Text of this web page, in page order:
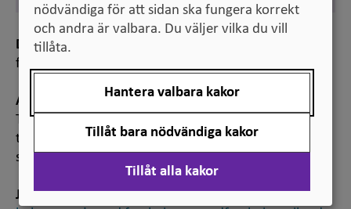
Definition
forskning med en bestämd tillämpning i sikte
Anmärkning
Tillämpad forskning är motiverad av en viss
tillämpning eller ett visst användningsområde till
skillnad från grundforskning.
Jämför
nödvändiga för att sidan ska fungera korrekt
och andra är valbara. Du väljer vilka du vill
tillåta.
Hantera valbara kakor
Tillåt bara nödvändiga kakor
Tillåt alla kakor